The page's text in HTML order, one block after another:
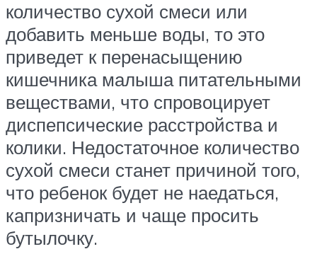
количество сухой смеси или
добавить меньше воды, то это
приведет к перенасыщению
кишечника малыша питательными
веществами, что спровоцирует
диспепсические расстройства и
колики. Недостаточное количество
сухой смеси станет причиной того,
что ребенок будет не наедаться,
капризничать и чаще просить
бутылочку.